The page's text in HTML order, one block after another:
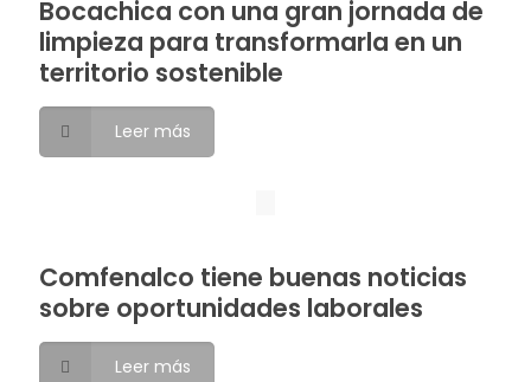
Bocachica con una gran jornada de
limpieza para transformarla en un
territorio sostenible
Leer más
Comfenalco tiene buenas noticias
sobre oportunidades laborales
Leer más